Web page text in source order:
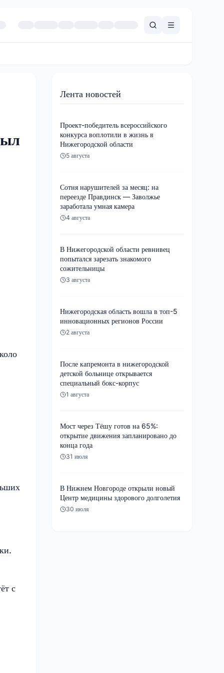
с
Лента новостей
Проект-победитель всероссийского
конкурса воплотили в жизнь в
Нижегородской области
5 августа
Сотня нарушителей за месяц: на
переезде Правдинск — Заволжье
заработала умная камера
4 августа
В Нижегородской области ревнивец
попытался зарезать знакомого
сожительницы
3 августа
Нижегородская область вошла в топ-5
инновационных регионов России
2 августа
После капремонта в нижегородской
детской больнице открывается
специальный бокс-корпус
1 августа
Мост через Тёшу готов на 65%:
открытие движения запланировано до
конца года
31 июля
В Нижнем Новгороде открыли новый
Центр медицины здорового долголетия
30 июля